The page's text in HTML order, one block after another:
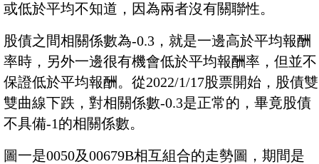
或低於平均不知道，因為兩者沒有關聯性。
股債之間相關係數為-0.3，就是一邊高於平均報酬
率時，另外一邊很有機會低於平均報酬率，但並不
保證低於平均報酬。從2022/1/17股票開始，股債雙
雙曲線下跌，對相關係數-0.3是正常的，畢竟股債
不具備-1的相關係數。
圖一是0050及00679B相互組合的走勢圖，期間是